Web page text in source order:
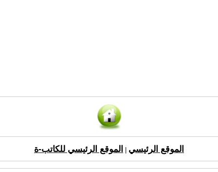
الموقع الرئيسي الموقع الرئيسي للكاتب-ة